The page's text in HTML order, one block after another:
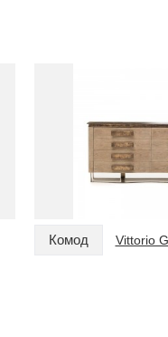
Комод Vittorio